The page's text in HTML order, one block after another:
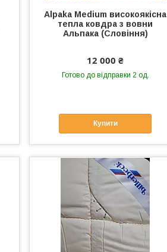
Alpaka Medium високоякісна
тепла ковдра з вовни
Альпака (Словіння)
12 000 ₴
Готово до відправки 2 од.
Купити